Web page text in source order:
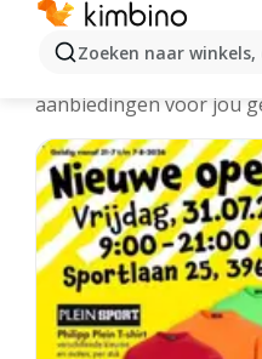
Zoeken naar
Deinze folders
aanbiedingen voor jou